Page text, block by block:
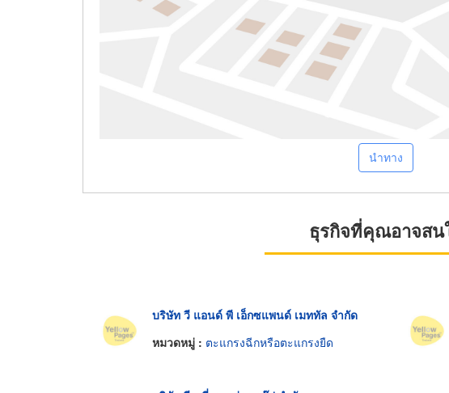
นำทาง
ธุรกิจที่คุณอาจสน
บริษัท วี แอนด์ พี เอ็กซแพนด์ เมททัล จำกัด
หมวดหมู่ : ตะแกรงฉีกหรือตะแกรงยืด